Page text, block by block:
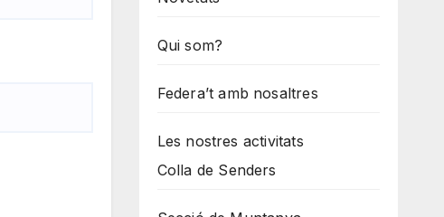
Qui som?
Federa’t amb nosaltres
Les nostres activitats
Colla de Senders